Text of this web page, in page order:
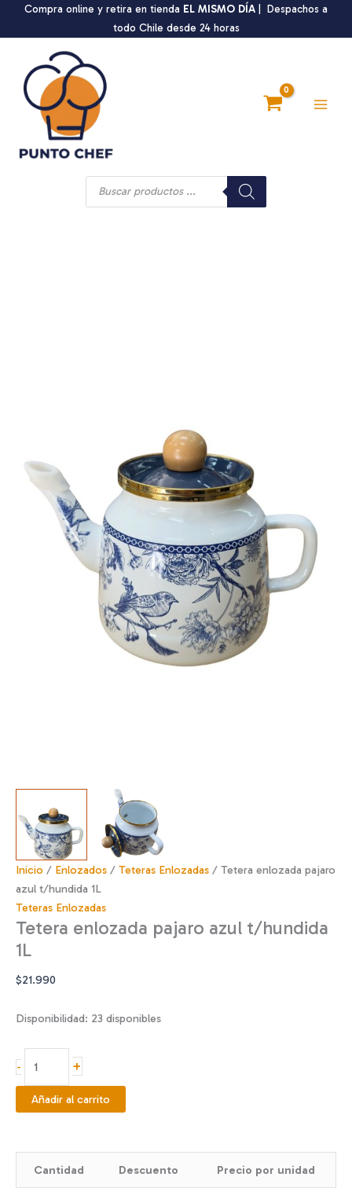
Compra online y retira en tienda EL MISMO DÍA | Despachos a
todo Chile desde 24 horas
Búsqueda
Inicio / Enlozados / Teteras Enlozadas / Tetera enlozada pajaro
azul t/hundida 1L
Teteras Enlozadas
Tetera enlozada pajaro azul t/hundida
1L
$21.990
Disponibilidad: 23 disponibles
-
enlozada
pajaro
azul
1L
cantidad
+
Añadir al carrito
Cantidad Descuento Precio por unidad